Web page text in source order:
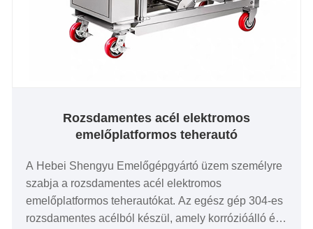
Rozsdamentes acél elektromos
emelőplatformos teherautó
A Hebei Shengyu Emelőgépgyártó üzem személyre
szabja a rozsdamentes acél elektromos
emelőplatformos teherautókat. Az egész gép 304-es
rozsdamentes acélból készül, amely korrózióálló és